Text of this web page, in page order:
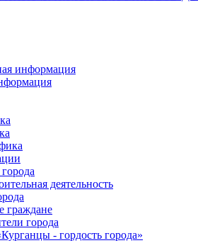
информация
деятельность
граждане
города
- гордость города»